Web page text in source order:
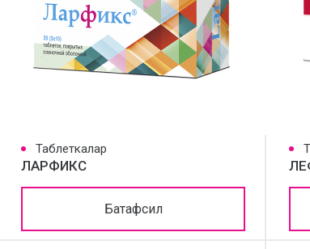
Таблеткалар
ЛАРФИКС
Батафсил